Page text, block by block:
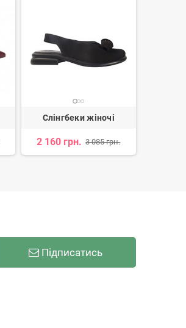
Слінгбеки жіночі
2 160 грн. 3 085 грн.
Підписатись